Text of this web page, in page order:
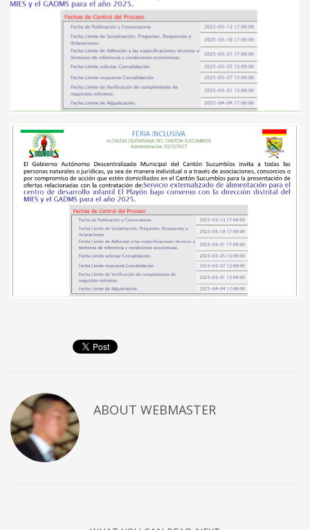
Technology
Transparencia
Turismo
U.A.P.A.
Uncategorised
Uncategorized
HOW TO SHOP
1 Login or create new account.
2 Review your order.
3 Payment &FREEshipment
If you still have problems, please let us know, by sending an
email to support@website.com . Thank you!
SHOWROOM HOURS
Mon-Fri 9:00AM - 6:00AM
CATEGORIES
Olympics
Boxing
Tennis
ABOUT WEBMASTER